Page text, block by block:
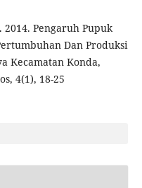
2014. Pengaruh Pupuk
Dan Produksi
Kecamatan Konda,
4(1), 18-25